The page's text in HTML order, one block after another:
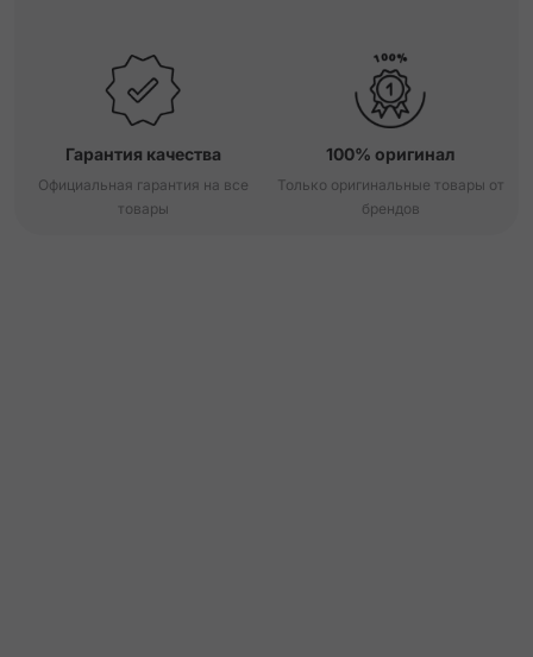
Гарантия качества
Официальная гарантия на все
товары
100% оригинал
Только оригинальные товары от
брендов